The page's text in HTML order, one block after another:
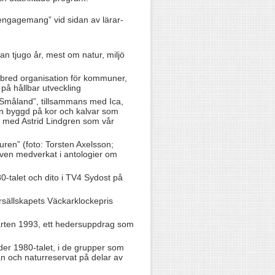
vid sidan av lärar-
tjugo år, mest om natur, miljö
organisation för kommuner,
hållbar utveckling
tillsammans med Ica,
byggd på kor och kalvar som
Astrid Lindgren som vår
(foto: Torsten Axelsson;
medverkat i antologier om
talet och dito i TV4 Sydost på
Väckarklockepris
1993, ett hedersuppdrag som
1980-talet, i de grupper som
och naturreservat på delar av